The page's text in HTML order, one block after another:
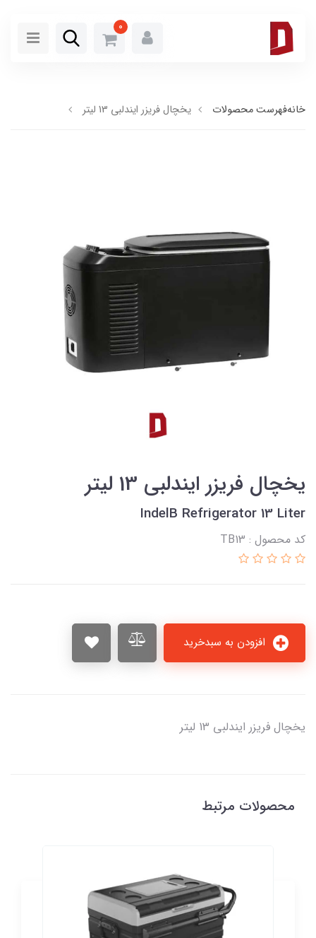
0
خانهفهرست محصولات یخچال فریزر ایندلبی 13 لیتر
یخچال فریزر ایندلبی 13 لیتر
IndelB Refrigerator 13 Liter
کد محصول : TB13
یخچال فریزر ایندلبی 13 لیتر
محصولات مرتبط